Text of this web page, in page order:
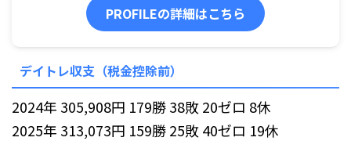
PROFILEの詳細はこちら
デイトレ収支（税金控除前）
2024年 305,908円 179勝 38敗 20ゼロ 8休
2025年 313,073円 159勝 25敗 40ゼロ 19休